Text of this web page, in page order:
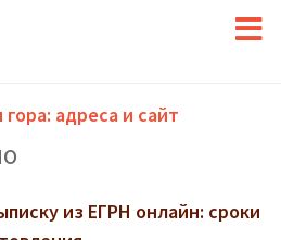
адреса и сайт
из ЕГРН онлайн: сроки